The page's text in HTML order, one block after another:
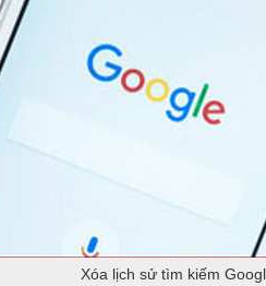
Xóa lịch sử tìm kiếm